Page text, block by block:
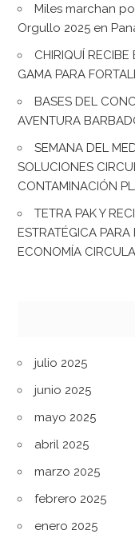
Miles marchan
Orgullo 2025 en
CHIRIQUÍ
GAMA PARA
BASES DEL
AVENTURA
SEMANA DEL
SOLUCIONES
CONTAMINACIÓN
TETRA PAK Y
ESTRATÉGICA
ECONOMÍA
julio 2025
junio 2025
mayo 2025
abril 2025
marzo 2025
febrero 2025
enero 2025